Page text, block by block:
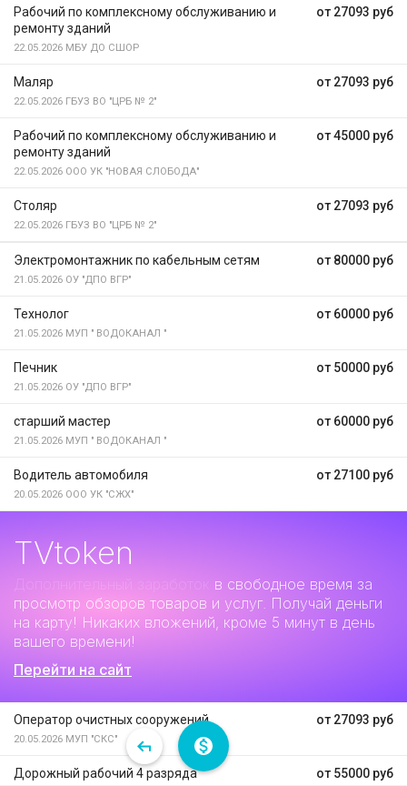
от 27093 руб
Рабочий по комплексному обслуживанию и
ремонту зданий
22.05.2026 МБУ ДО СШОР
от 27093 руб
Маляр
22.05.2026 ГБУЗ ВО "ЦРБ № 2"
от 45000 руб
Рабочий по комплексному обслуживанию и
ремонту зданий
22.05.2026 ООО УК "НОВАЯ СЛОБОДА"
от 27093 руб
Столяр
22.05.2026 ГБУЗ ВО "ЦРБ № 2"
от 80000 руб
Электромонтажник по кабельным сетям
21.05.2026 ОУ "ДПО ВГР"
от 60000 руб
Технолог
21.05.2026 МУП " ВОДОКАНАЛ "
от 50000 руб
Печник
21.05.2026 ОУ "ДПО ВГР"
от 60000 руб
старший мастер
21.05.2026 МУП " ВОДОКАНАЛ "
от 27100 руб
Водитель автомобиля
20.05.2026 ООО УК "СЖХ"
TVtoken
Дополнительный заработок
в свободное время за
просмотр обзоров товаров и услуг. Получай деньги
на карту! Никаких вложений, кроме 5 минут в день
вашего времени!
Перейти на сайт
от 27093 руб
Оператор очистных сооружений
20.05.2026 МУП "СКС"
от 55000 руб
Дорожный рабочий 4 разряда